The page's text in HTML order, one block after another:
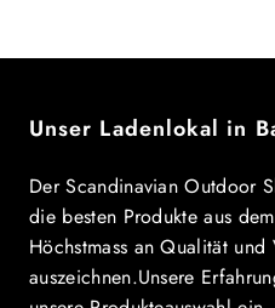
Unser Ladenlokal in
Der Scandinavian Outdoor
die besten Produkte aus
Höchstmass an Qualität und
auszeichnen.Unsere